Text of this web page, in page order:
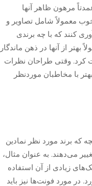
محصولات را عمدتاً مرهون ظاهر آنها
معمولاً شامل تصاویر و
کنند که با چه برندی
از آنها در ذهن ماندگار
کرد. وقتی طراحان نظرات
با مخاطبان موردنظر
که برند مورد نظر نمادین
می‌دهند. به عنوان مثال،
زیادی از آن استفاده
در مورد فونت‌ها نیز باید